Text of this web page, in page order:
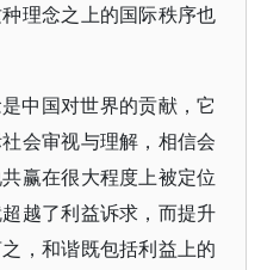
理念之上的国际秩序也
中国对世界的贡献，它
会审视与理解，相信会
赢在很大程度上被定位
越了利益诉求，而提升
，和谐既包括利益上的